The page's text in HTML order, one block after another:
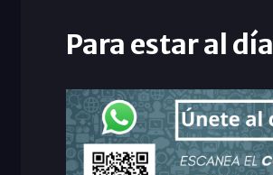
Para estar al día